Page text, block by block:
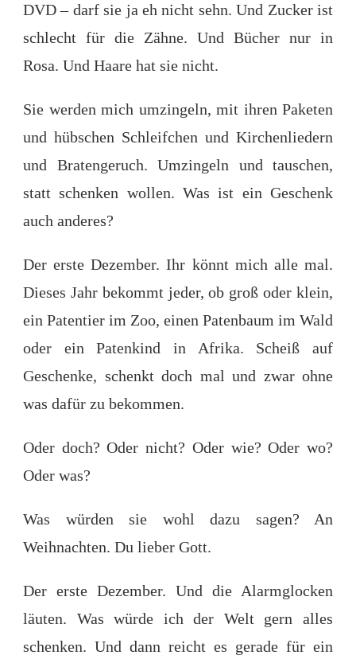
DVD – darf sie ja eh nicht sehn. Und Zucker ist
schlecht für die Zähne. Und Bücher nur in
Rosa. Und Haare hat sie nicht.
Sie werden mich umzingeln, mit ihren Paketen
und hübschen Schleifchen und Kirchenliedern
und Bratengeruch. Umzingeln und tauschen,
statt schenken wollen. Was ist ein Geschenk
auch anderes?
Der erste Dezember. Ihr könnt mich alle mal.
Dieses Jahr bekommt jeder, ob groß oder klein,
ein Patentier im Zoo, einen Patenbaum im Wald
oder ein Patenkind in Afrika. Scheiß auf
Geschenke, schenkt doch mal und zwar ohne
was dafür zu bekommen.
Oder doch? Oder nicht? Oder wie? Oder wo?
Oder was?
Was würden sie wohl dazu sagen? An
Weihnachten. Du lieber Gott.
Der erste Dezember. Und die Alarmglocken
läuten. Was würde ich der Welt gern alles
schenken. Und dann reicht es gerade für ein